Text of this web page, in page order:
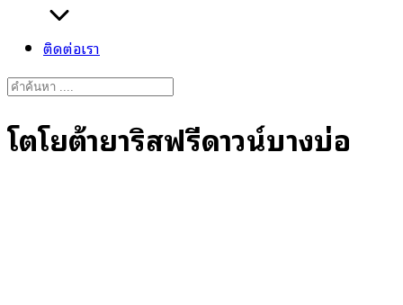
ติดต่อเรา
Search
โตโยต้ายาริสฟรีดาวน์บางบ่อ